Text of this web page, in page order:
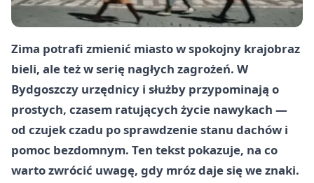
Zima potrafi zmienić miasto w spokojny krajobraz
bieli, ale też w serię nagłych zagrożeń. W
Bydgoszczy urzędnicy i służby przypominają o
prostych, czasem ratujących życie nawykach —
od czujek czadu po sprawdzenie stanu dachów i
pomoc bezdomnym. Ten tekst pokazuje, na co
warto zwrócić uwagę, gdy mróz daje się we znaki.